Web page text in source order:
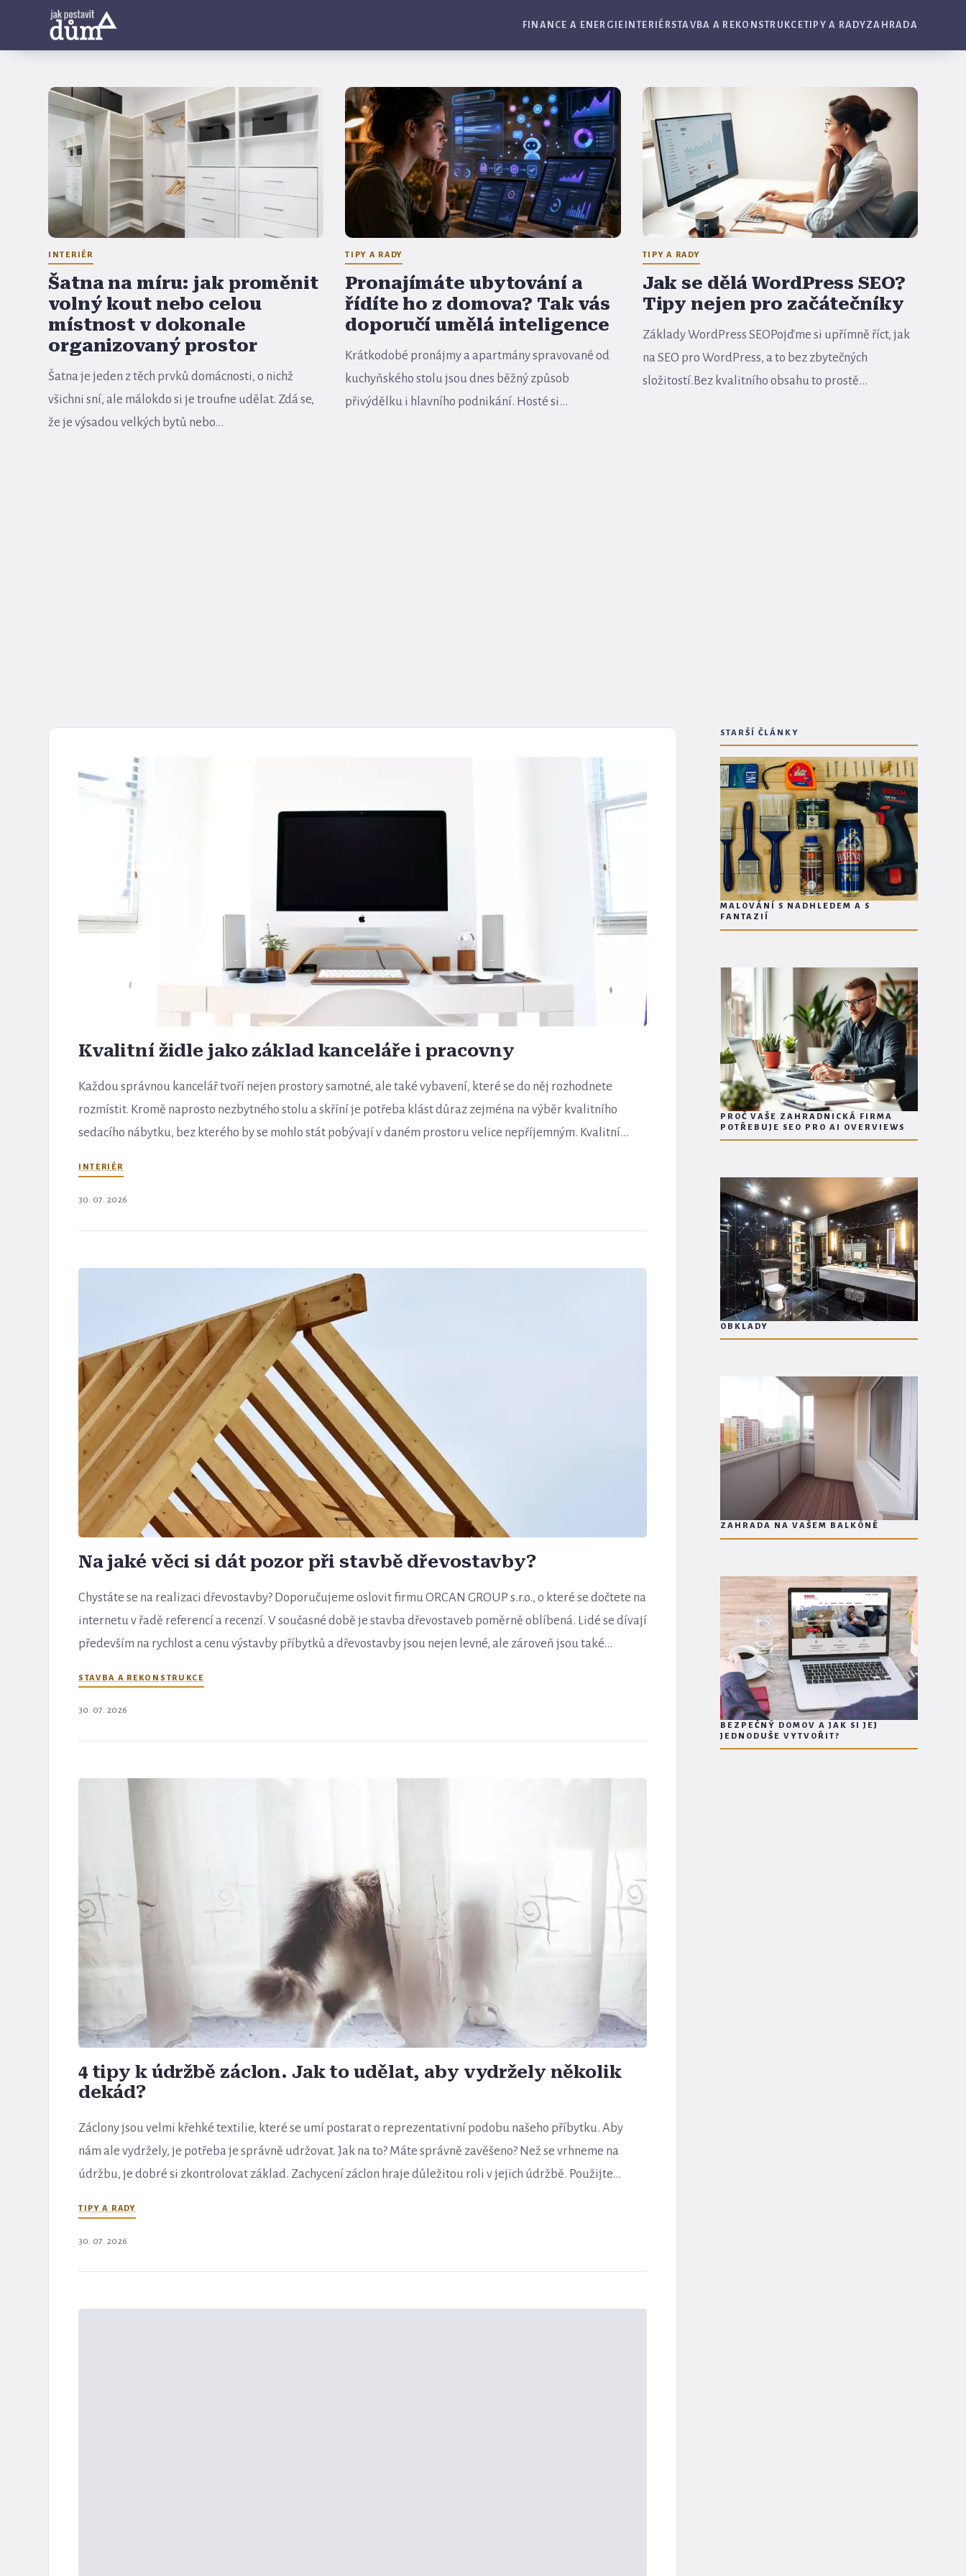
FINANCE A ENERGIE INTERIÉRSTAVBA A REKONSTRUKCETIPY A RADYZAHRADA
Šatna na míru: jak proměnit
volný kout nebo celou
místnost v dokonale
organizovaný prostor
Šatna je jeden z těch prvků domácnosti, o nichž
všichni sní, ale málokdo si je troufne udělat. Zdá se,
že je výsadou velkých bytů nebo...
INTERIÉR
Pronajímáte ubytování a
řídíte ho z domova? Tak vás
doporučí umělá inteligence
Krátkodobé pronájmy a apartmány spravované od
kuchyňského stolu jsou dnes běžný způsob
přivýdělku i hlavního podnikání. Hosté si...
TIPY A RADY
Jak se dělá WordPress SEO?
Tipy nejen pro začátečníky
Základy WordPress SEOPojďme si upřímně říct, jak
na SEO pro WordPress, a to bez zbytečných
složitostí.Bez kvalitního obsahu to prostě...
TIPY A RADY
Kvalitní židle jako základ kanceláře i pracovny
Každou správnou kancelář tvoří nejen prostory samotné, ale také vybavení, které se do něj rozhodnete
rozmístit. Kromě naprosto nezbytného stolu a skříní je potřeba klást důraz zejména na výběr kvalitního
sedacího nábytku, bez kterého by se mohlo stát pobývají v daném prostoru velice nepříjemným. Kvalitní...
INTERIÉR
30. 07. 2026
Na jaké věci si dát pozor při stavbě dřevostavby?
Chystáte se na realizaci dřevostavby? Doporučujeme oslovit firmu ORCAN GROUP s.r.o., o které se dočtete na
internetu v řadě referencí a recenzí. V současné době je stavba dřevostaveb poměrně oblíbená. Lidé se dívají
především na rychlost a cenu výstavby příbytků a dřevostavby jsou nejen levné, ale zároveň jsou také...
STAVBA A REKONSTRUKCE
30. 07. 2026
4 tipy k údržbě záclon. Jak to udělat, aby vydržely několik
dekád?
Záclony jsou velmi křehké textilie, které se umí postarat o reprezentativní podobu našeho příbytku. Aby
nám ale vydržely, je potřeba je správně udržovat. Jak na to? Máte správně zavěšeno? Než se vrhneme na
údržbu, je dobré si zkontrolovat základ. Zachycení záclon hraje důležitou roli v jejich údržbě. Použijte...
TIPY A RADY
30. 07. 2026
STARŠÍ ČLÁNKY
MALOVÁNÍ S NADHLEDEM A S
FANTAZIÍ
PROČ VAŠE ZAHRADNICKÁ FIRMA
POTŘEBUJE SEO PRO AI OVERVIEWS
OBKLADY
ZAHRADA NA VAŠEM BALKÓNĚ
BEZPEČNÝ DOMOV A JAK SI JEJ
JEDNODUŠE VYTVOŘIT?